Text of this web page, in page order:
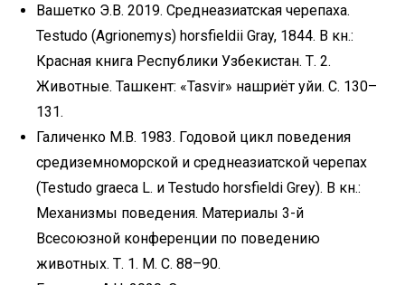
Вашетко Э.В. 2019. Среднеазиатская черепаха.
Testudo (Agrionemys) horsfieldii Gray, 1844. В кн.:
Красная книга Республики Узбекистан. Т. 2.
Животные. Ташкент: «Tasvir» нашриёт уйи. С. 130–
131.
Галиченко М.В. 1983. Годовой цикл поведения
средиземноморской и среднеазиатской черепах
(Testudo graeca L. и Testudo horsfieldi Grey). В кн.:
Механизмы поведения. Материалы 3-й
Всесоюзной конференции по поведению
животных. Т. 1. М. С. 88–90.